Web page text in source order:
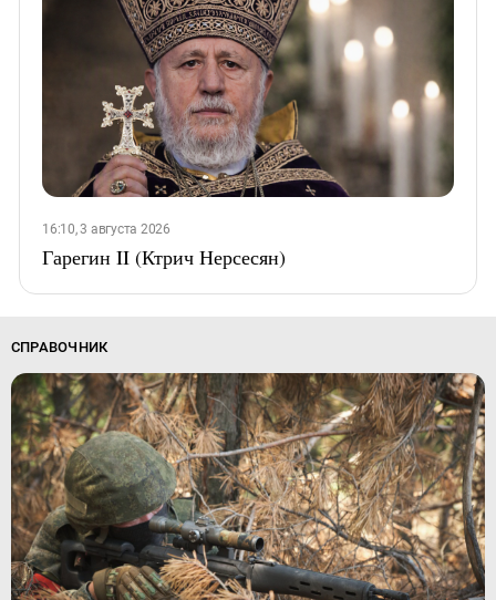
16:10, 3 августа 2026
Гарегин II (Ктрич Нерсесян)
СПРАВОЧНИК